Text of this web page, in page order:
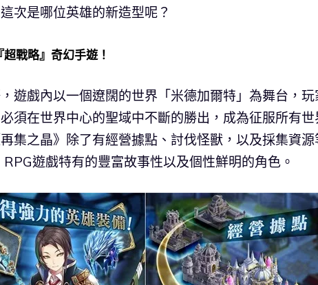
次是哪位英雄的新造型呢？
戰略』奇幻手遊！
遊戲內以一個遼闊的世界「米德加爾特」為舞台，玩
須在世界中心的聖域中不斷的勝出，成為征服所有世
集之晶》除了有經營據點、討伐怪獸，以及採集資源
遊戲特有的豐富故事性以及個性鮮明的角色。